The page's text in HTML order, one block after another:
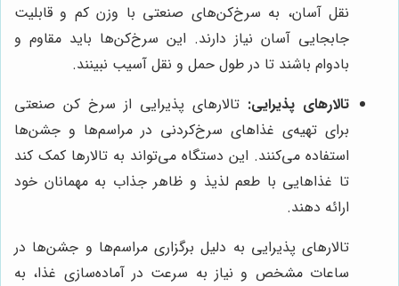
نقل آسان، به سرخ‌کن‌های صنعتی با وزن کم و قابلیت
جابجایی آسان نیاز دارند. این سرخ‌کن‌ها باید مقاوم و
بادوام باشند تا در طول حمل و نقل آسیب نبینند.
تالارهای پذیرایی: تالارهای پذیرایی از سرخ کن صنعتی
برای تهیه‌ی غذاهای سرخ‌کردنی در مراسم‌ها و جشن‌ها
استفاده می‌کنند. این دستگاه می‌تواند به تالارها کمک کند
تا غذاهایی با طعم لذیذ و ظاهر جذاب به مهمانان خود
ارائه دهند.
تالارهای پذیرایی به دلیل برگزاری مراسم‌ها و جشن‌ها در
ساعات مشخص و نیاز به سرعت در آماده‌سازی غذا، به